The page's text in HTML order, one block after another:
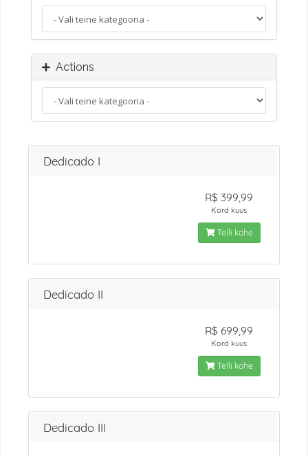
Actions
Dedicado I
R$ 399,99
Kord kuus
Telli kohe
Dedicado II
R$ 699,99
Kord kuus
Telli kohe
Dedicado III